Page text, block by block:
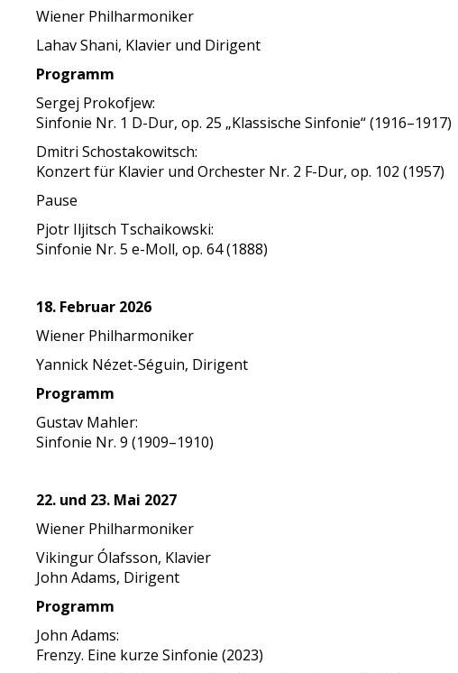
Wiener Philharmoniker
Lahav Shani, Klavier und Dirigent
Programm
Sergej Prokofjew:
Sinfonie Nr. 1 D-Dur, op. 25 „Klassische Sinfonie“ (1916–1917)
Dmitri Schostakowitsch:
Konzert für Klavier und Orchester Nr. 2 F-Dur, op. 102 (1957)
Pause
Pjotr Iljitsch Tschaikowski:
Sinfonie Nr. 5 e-Moll, op. 64 (1888)
18. Februar 2026
Wiener Philharmoniker
Yannick Nézet-Séguin, Dirigent
Programm
Gustav Mahler:
Sinfonie Nr. 9 (1909–1910)
22. und 23. Mai 2027
Wiener Philharmoniker
Vikingur Ólafsson, Klavier
John Adams, Dirigent
Programm
John Adams:
Frenzy. Eine kurze Sinfonie (2023)